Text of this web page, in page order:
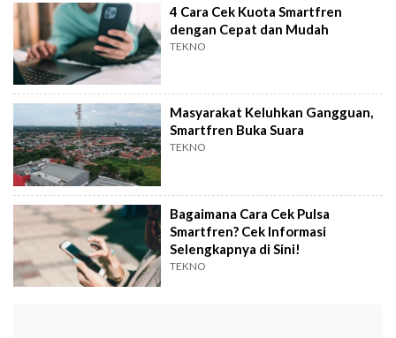
4 Cara Cek Kuota Smartfren
dengan Cepat dan Mudah
TEKNO
Masyarakat Keluhkan Gangguan,
Smartfren Buka Suara
TEKNO
Bagaimana Cara Cek Pulsa
Smartfren? Cek Informasi
Selengkapnya di Sini!
TEKNO